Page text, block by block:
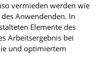
vermieden werden wie
Anwendenden. In
Elemente des
Arbeitsergebnis bei
und optimiertem